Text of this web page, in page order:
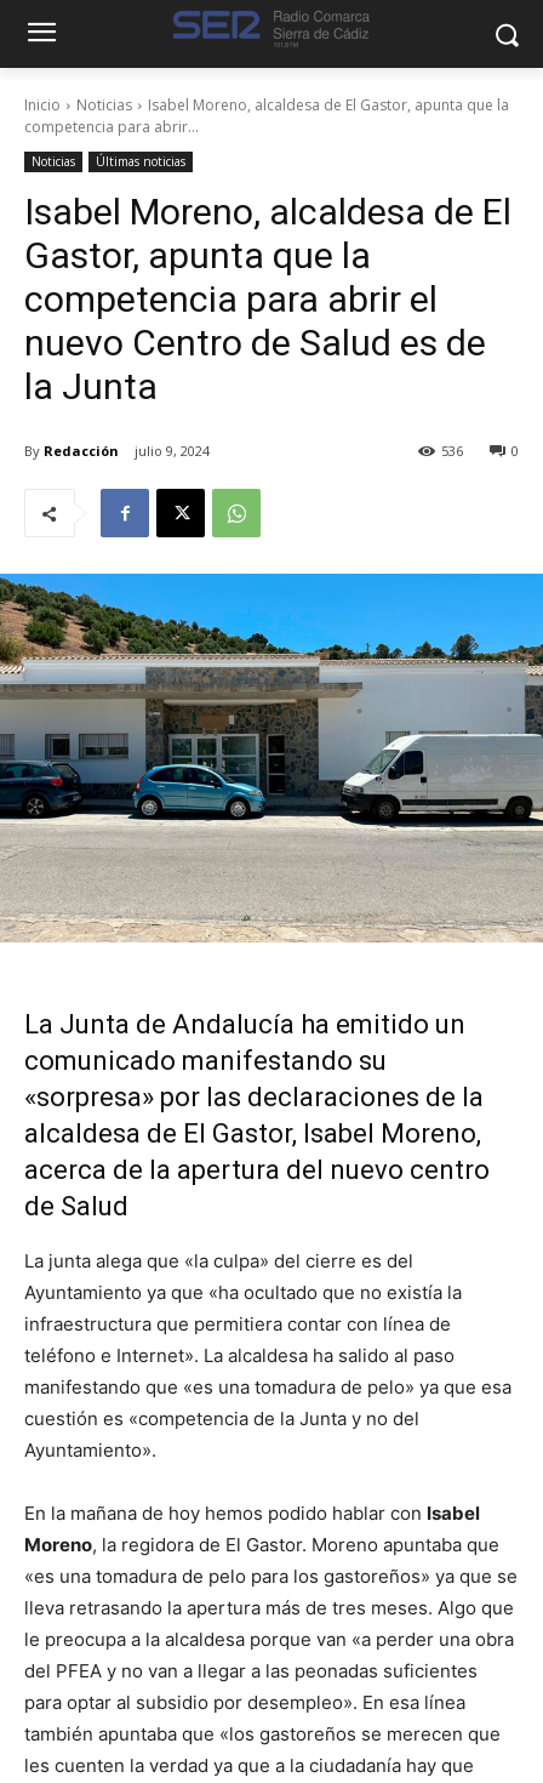
Inicio Noticias
Isabel Moreno, alcaldesa de El Gastor, apunta que la
competencia para abrir...
Noticias Últimas noticias
Isabel Moreno, alcaldesa de El
Gastor, apunta que la
competencia para abrir el
nuevo Centro de Salud es de
la Junta
By Redacción julio 9, 2024 0
536
La Junta de Andalucía ha emitido un
comunicado manifestando su
«sorpresa» por las declaraciones de la
alcaldesa de El Gastor, Isabel Moreno,
acerca de la apertura del nuevo centro
de Salud
La junta alega que «la culpa» del cierre es del
Ayuntamiento ya que «ha ocultado que no existía la
infraestructura que permitiera contar con línea de
teléfono e Internet». La alcaldesa ha salido al paso
manifestando que «es una tomadura de pelo» ya que esa
cuestión es «competencia de la Junta y no del
Ayuntamiento».
En la mañana de hoy hemos podido hablar con Isabel
Moreno, la regidora de El Gastor. Moreno apuntaba que
«es una tomadura de pelo para los gastoreños» ya que se
lleva retrasando la apertura más de tres meses. Algo que
le preocupa a la alcaldesa porque van «a perder una obra
del PFEA y no van a llegar a las peonadas suficientes
para optar al subsidio por desempleo». En esa línea
también apuntaba que «los gastoreños se merecen que
les cuenten la verdad ya que a la ciudadanía hay que